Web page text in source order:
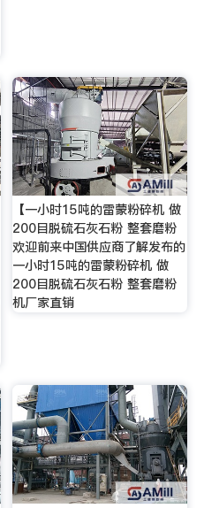
【一小时15吨的雷蒙粉碎机 做
200目脱硫石灰石粉 整套磨粉
欢迎前来中国供应商了解发布的
一小时15吨的雷蒙粉碎机 做
200目脱硫石灰石粉 整套磨粉
机厂家直销